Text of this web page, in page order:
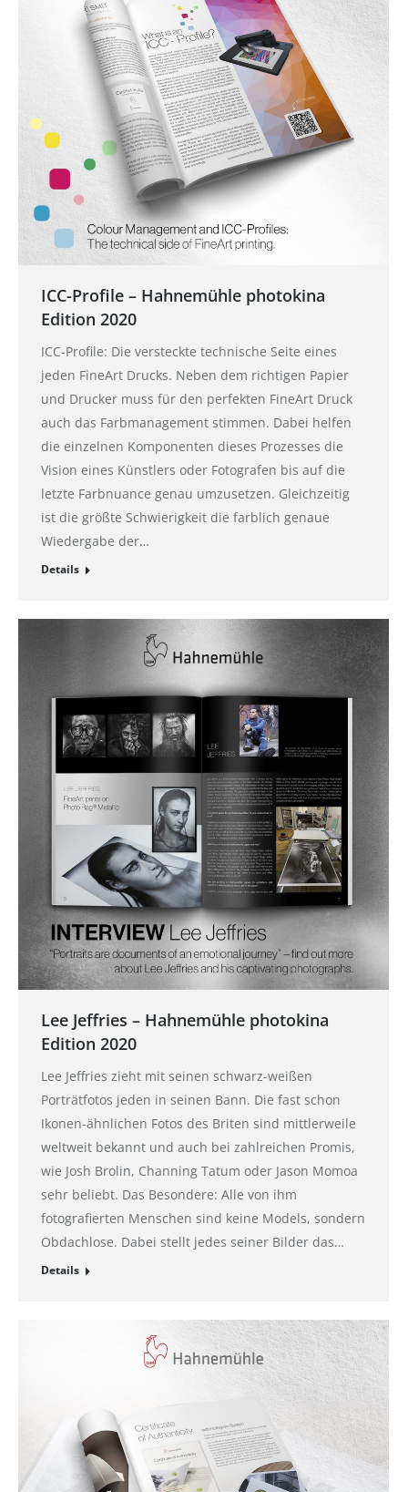
ICC-Profile – Hahnemühle photokina
Edition 2020
ICC-Profile: Die versteckte technische Seite eines
jeden FineArt Drucks. Neben dem richtigen Papier
und Drucker muss für den perfekten FineArt Druck
auch das Farbmanagement stimmen. Dabei helfen
die einzelnen Komponenten dieses Prozesses die
Vision eines Künstlers oder Fotografen bis auf die
letzte Farbnuance genau umzusetzen. Gleichzeitig
ist die größte Schwierigkeit die farblich genaue
Wiedergabe der…
Details
Lee Jeffries – Hahnemühle photokina
Edition 2020
Lee Jeffries zieht mit seinen schwarz-weißen
Porträtfotos jeden in seinen Bann. Die fast schon
Ikonen-ähnlichen Fotos des Briten sind mittlerweile
weltweit bekannt und auch bei zahlreichen Promis,
wie Josh Brolin, Channing Tatum oder Jason Momoa
sehr beliebt. Das Besondere: Alle von ihm
fotografierten Menschen sind keine Models, sondern
Obdachlose. Dabei stellt jedes seiner Bilder das…
Details